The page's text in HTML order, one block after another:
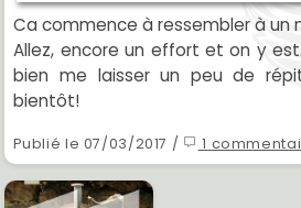
Ca commence à ressembler à un
Allez, encore un effort et on y
bien me laisser un peu de
bientôt!
Publié le 07/03/2017 / 1